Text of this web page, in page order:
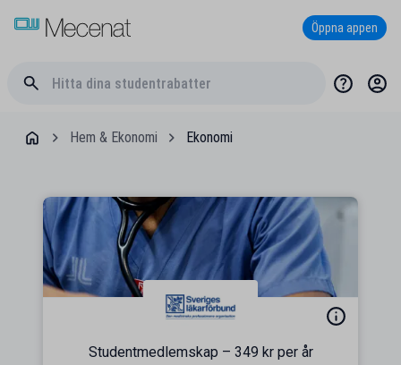
Öppna appen
Hem & Ekonomi Ekonomi
Studentmedlemskap – 349 kr per år